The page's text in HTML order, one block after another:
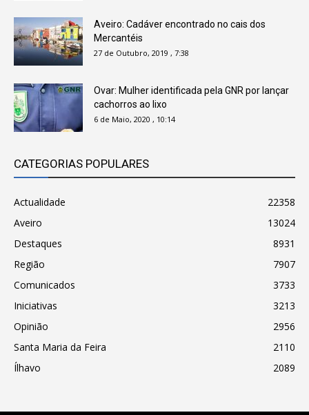
Aveiro: Cadáver encontrado no cais dos
Mercantéis
27 de Outubro, 2019 , 7:38
Ovar: Mulher identificada pela GNR por lançar
cachorros ao lixo
6 de Maio, 2020 , 10:14
CATEGORIAS POPULARES
Actualidade
22358
Aveiro
13024
Destaques
8931
Região
7907
Comunicados
3733
Iniciativas
3213
Opinião
2956
Santa Maria da Feira
2110
Ílhavo
2089